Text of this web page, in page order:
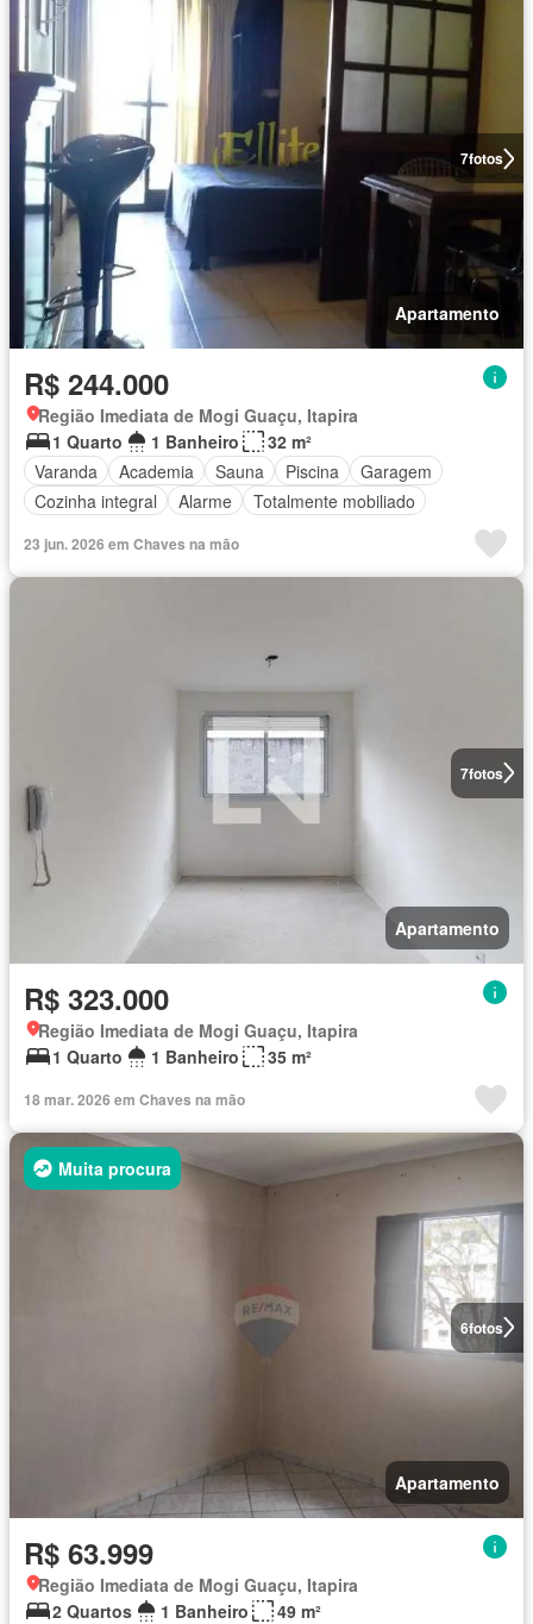
7fotos
Apartamento
R$ 244.000
Região Imediata de Mogi Guaçu, Itapira
1 Quarto
1 Banheiro
32 m²
Varanda
Academia Sauna Piscina
Garagem
Cozinha integral
Alarme Totalmente mobiliado
23 jun. 2026 em Chaves na mão
7fotos
Apartamento
R$ 323.000
Região Imediata de Mogi Guaçu, Itapira
1 Quarto
1 Banheiro 35 m²
18 mar. 2026 em Chaves na mão
6fotos
Muita procura
Apartamento
R$ 63.999
Região Imediata de Mogi Guaçu, Itapira
2 Quartos
1 Banheiro
49 m²